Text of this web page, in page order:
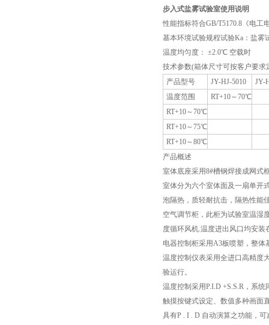
步入式盐雾试验室使用说明
性能指标符合GB/T5170.8《电工
基本环境试验规程试验Ka：盐雾
温度均匀度： ±2.0℃ 空载时
技术参数(箱体尺寸可按客户要求
产品型号
JY-HJ-5010
JY-
温度范围
RT+10～70℃
RT+10～70℃
RT+10～75℃
RT+10～80℃
产品概述
室体底座采用8#槽钢焊接成网式
室体分为六个室体面及一扇单开
泡隔热，质轻耐抗击，隔热性能
空气调节柜，此柜为试验室温湿
度循环风机.温度进出风口均安装
电器控制柜采用A3板喷塑，整
温度控制仪表采用全进口高精度
验运行。
温度控制采用P.I.D +S.S.R，系
触摸按键式设定、数值多种画面
具有P . I . D 自动演算之功能，